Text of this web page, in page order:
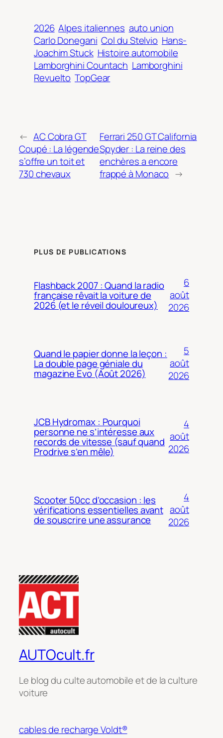
2026 Alpes italiennes auto union
Carlo Donegani Col du Stelvio Hans-
Joachim Stuck Histoire automobile
Lamborghini Countach Lamborghini
Revuelto TopGear
← AC Cobra GT
Coupé : La légende
s’offre un toit et
730 chevaux
Ferrari 250 GT California
Spyder : La reine des
enchères a encore
frappé à Monaco →
PLUS DE PUBLICATIONS
Flashback 2007 : Quand la radio
française rêvait la voiture de
2026 (et le réveil douloureux)
6
août
2026
Quand le papier donne la leçon :
La double page géniale du
magazine Evo (Août 2026)
5
août
2026
JCB Hydromax : Pourquoi
personne ne s’intéresse aux
records de vitesse (sauf quand
Prodrive s’en mêle)
4
août
2026
Scooter 50cc d’occasion : les
vérifications essentielles avant
de souscrire une assurance
4
août
2026
AUTOcult.fr
Le blog du culte automobile et de la culture
voiture
cables de recharge Voldt®